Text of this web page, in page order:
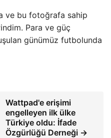
ve bu fotoğrafa sahip
Para ve güç
günümüz futbolunda
Wattpad'e erişimi
engelleyen ilk ülke
Türkiye oldu: İfade
Özgürlüğü Derneği →